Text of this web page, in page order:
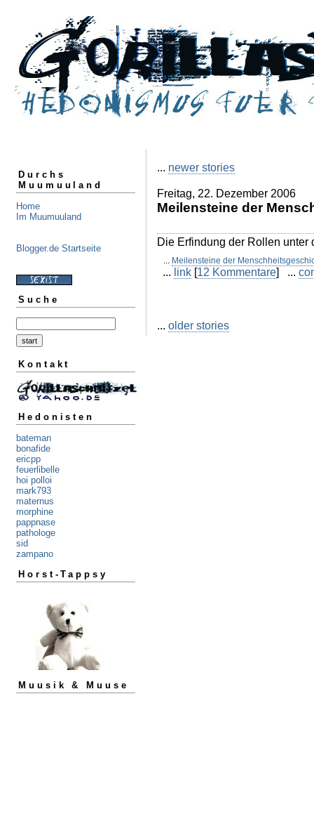
Durchs
Muumuuland
Home
Im Muumuuland
Blogger.de Startseite
Suche
Kontakt
Hedonisten
bateman
bonafide
ericpp
feuerlibelle
hoi polloi
mark793
maternus
morphine
pappnase
pathologe
sid
zampano
Horst-Tappsy
Muusik & Muuse
... newer stories
Freitag, 22. Dezember 2006
Meilensteine der
Die Erfindung der Rollen unter
... Meilensteine der
... link [12 Kommentare] ...
... older stories